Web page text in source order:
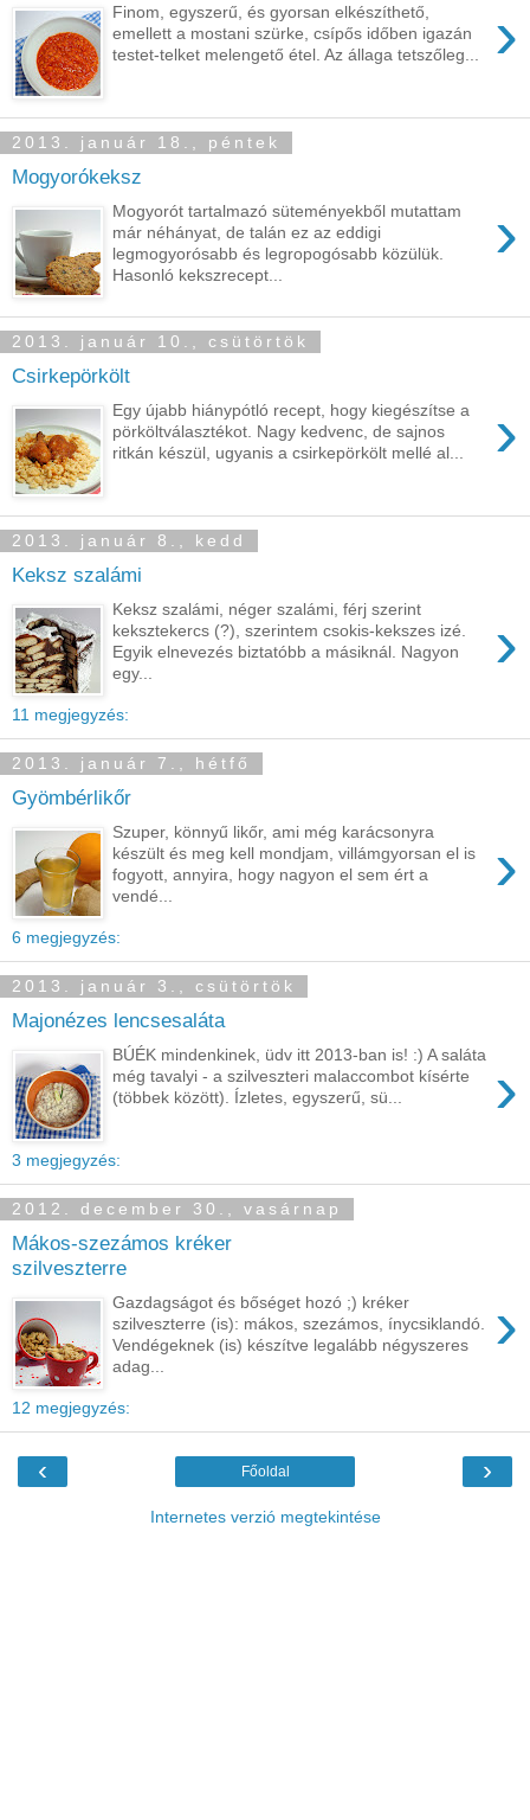
›
Finom, egyszerű, és gyorsan elkészíthető,
emellett a mostani szürke, csípős időben igazán
testet-telket melengető étel. Az állaga tetszőleg...
2013. január 18., péntek
Mogyorókeksz
›
Mogyorót tartalmazó süteményekből mutattam
már néhányat, de talán ez az eddigi
legmogyorósabb és legropogósabb közülük.
Hasonló kekszrecept...
2013. január 10., csütörtök
Csirkepörkölt
›
Egy újabb hiánypótló recept, hogy kiegészítse a
pörköltválasztékot. Nagy kedvenc, de sajnos
ritkán készül, ugyanis a csirkepörkölt mellé al...
2013. január 8., kedd
Keksz szalámi
›
Keksz szalámi, néger szalámi, férj szerint
keksztekercs (?), szerintem csokis-kekszes izé.
Egyik elnevezés biztatóbb a másiknál. Nagyon
egy...
11 megjegyzés:
2013. január 7., hétfő
Gyömbérlikőr
›
Szuper, könnyű likőr, ami még karácsonyra
készült és meg kell mondjam, villámgyorsan el is
fogyott, annyira, hogy nagyon el sem ért a
vendé...
6 megjegyzés:
2013. január 3., csütörtök
Majonézes lencsesaláta
›
BÚÉK mindenkinek, üdv itt 2013-ban is! :) A saláta
még tavalyi - a szilveszteri malaccombot kísérte
(többek között). Ízletes, egyszerű, sü...
3 megjegyzés:
2012. december 30., vasárnap
Mákos-szezámos kréker
szilveszterre
›
Gazdagságot és bőséget hozó ;) kréker
szilveszterre (is): mákos, szezámos, ínycsiklandó.
Vendégeknek (is) készítve legalább négyszeres
adag...
12 megjegyzés:
‹ ›
Főoldal
Internetes verzió megtekintése